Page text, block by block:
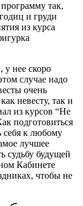
так,
и груди
из курса
у нее скоро
случае надо
очень
невесту, так и
из курсов “Не
подготовиться
себя к любому
лучшее
судьбу будущей
Кабинете
чтобы не